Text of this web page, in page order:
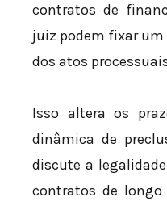
contratos de
juiz podem fixar
dos atos
Isso altera os
dinâmica de
discute a
contratos de longo